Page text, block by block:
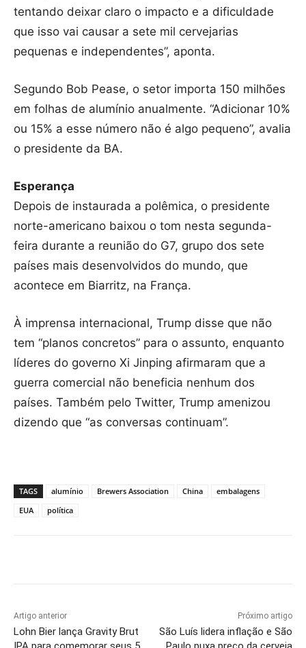
tentando deixar claro o impacto e a dificuldade
que isso vai causar a sete mil cervejarias
pequenas e independentes”, aponta.
Segundo Bob Pease, o setor importa 150 milhões
em folhas de alumínio anualmente. “Adicionar 10%
ou 15% a esse número não é algo pequeno”, avalia
o presidente da BA.
Esperança
Depois de instaurada a polêmica, o presidente
norte-americano baixou o tom nesta segunda-
feira durante a reunião do G7, grupo dos sete
países mais desenvolvidos do mundo, que
acontece em Biarritz, na França.
À imprensa internacional, Trump disse que não
tem “planos concretos” para o assunto, enquanto
líderes do governo Xi Jinping afirmaram que a
guerra comercial não beneficia nenhum dos
países. Também pelo Twitter, Trump amenizou
dizendo que “as conversas continuam”.
TAGS alumínio Brewers Association China
embalagens
EUA
política
Artigo anterior
Lohn Bier lança Gravity Brut
Próximo artigo
São Luís lidera inflação e São